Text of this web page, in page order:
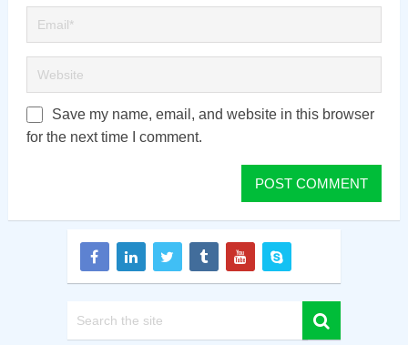
Save my name, email, and website in this browser
for the next time I comment.